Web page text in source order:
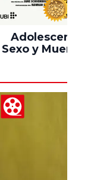
Adolescencia,
Sexo y Muerte en